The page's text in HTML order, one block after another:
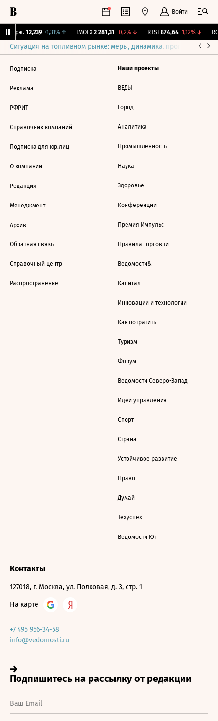
Войти
Бирж. 12,239 +1,31%↑ IMOEX 2 281,31 -0,2%↓ RTSI 874,64 -1,12%↓
Ситуация на топливном рынке: меры, динамика, прогнозы
Подписка
Реклама
РФРИТ
Справочник компаний
Подписка для юр.лиц
О компании
Редакция
Менеджмент
Архив
Обратная связь
Справочный центр
Распространение
Наши проекты
ВЕДЫ
Город
Аналитика
Промышленность
Наука
Здоровье
Конференции
Премия Импульс
Правила торговли
Ведомости&
Капитал
Инновации и технологии
Как потратить
Туризм
Форум
Ведомости Северо-Запад
Идеи управления
Спорт
Страна
Устойчивое развитие
Право
Думай
Техуспех
Ведомости Юг
Контакты
127018, г. Москва, ул. Полковая, д. 3, стр. 1
На карте
+7 495 956-34-58
info@vedomosti.ru